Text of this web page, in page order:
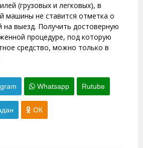
(грузовых и легковых), в
машины не ставится отметка о
на выезд. Получить достоверную
процедуре, под которую
средство, можно только в
Whatsapp Rutube
ОК